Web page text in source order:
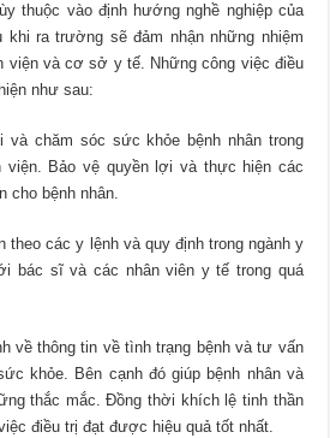
thuộc vào định hướng nghề nghiệp của
ra trường sẽ đảm nhận những nhiệm
viện và cơ sở y tế. Những công việc điều
như sau:
và chăm sóc sức khỏe bệnh nhân trong
viện. Bảo vệ quyền lợi và thực hiện các
cho bệnh nhân.
các y lệnh và quy định trong ngành y
bác sĩ và các nhân viên y tế trong quá
về thông tin về tình trạng bệnh và tư vấn
khỏe. Bên cạnh đó giúp bệnh nhân và
thắc mắc. Đồng thời khích lệ tinh thần
điều trị đạt được hiệu quả tốt nhất.